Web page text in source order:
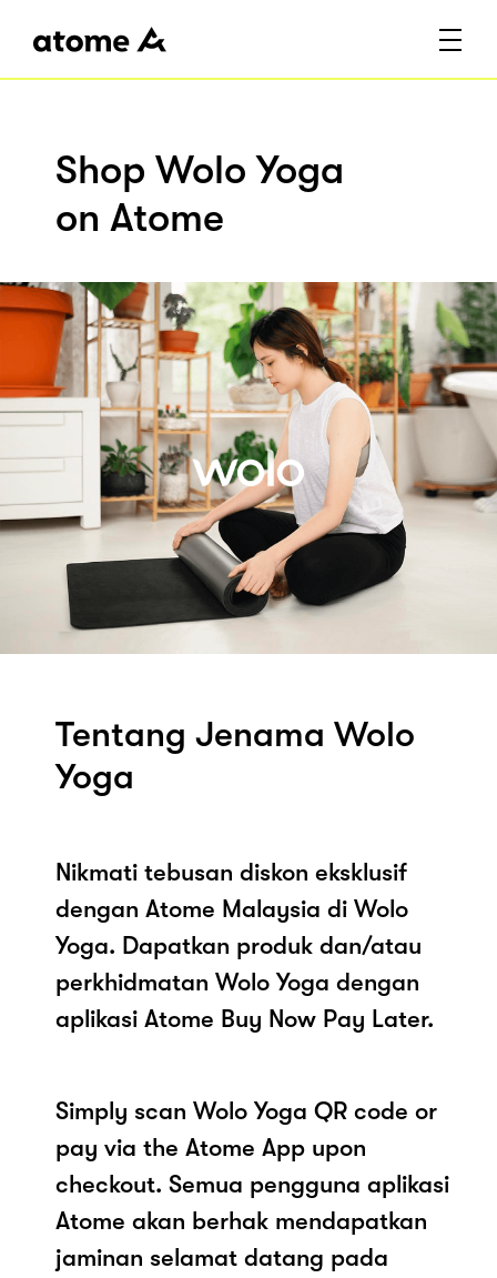
Shop Wolo Yoga
on Atome
Tentang Jenama Wolo
Yoga
Nikmati tebusan diskon eksklusif
dengan Atome Malaysia di Wolo
Yoga. Dapatkan produk dan/atau
perkhidmatan Wolo Yoga dengan
aplikasi Atome Buy Now Pay Later.
Simply scan Wolo Yoga QR code or
pay via the Atome App upon
checkout. Semua pengguna aplikasi
Atome akan berhak mendapatkan
jaminan selamat datang pada